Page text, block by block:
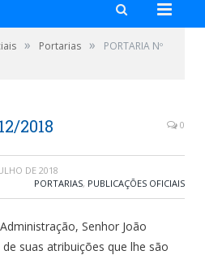
» Portarias »
PORTARIA Nº
2018 0
DE 2018
PORTARIAS, PUBLICAÇÕES OFICIAIS
Senhor João
suas atribuições que lhe são